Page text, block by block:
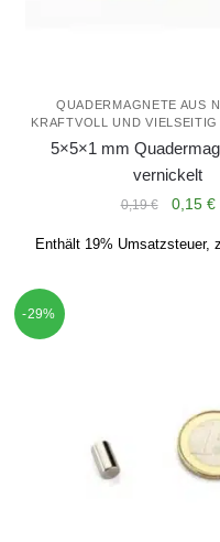
QUADERMAGNETE AUS
KRAFTVOLL UND VIELSEITIG
5×5×1 mm
vernickelt
0,19€
war:
0,15 €
Enthält 19% Umsatzsteuer,
-29%